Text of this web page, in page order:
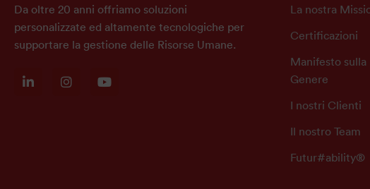
Da oltre 20 anni offriamo soluzioni
personalizzate ed altamente tecnologiche per
supportare la gestione delle Risorse Umane.
La nostra
Certificazioni
Manifesto sulla
Genere
I nostri Clienti
Il nostro Team
Futur#ability®